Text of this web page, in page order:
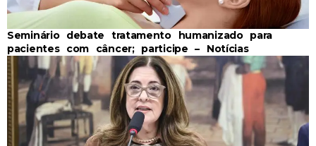
Seminário debate tratamento humanizado para
pacientes com câncer; participe – Notícias